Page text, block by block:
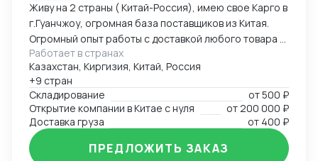
Живу на 2 страны ( Китай-Россия), имею свое Карго в
г.Гуанчжоу, огромная база поставщиков из Китая.
Огромный опыт работы с доставкой любого товара в
Страны Средней Азии. Поиск, выкуп, валюта, обмен,
инспекция.
Работает в странах
Казахстан, Киргизия, Китай, Россия
+9 стран
Складирование
от500 ₽
Открытие компании в Китае с нуля
от200 000 ₽
Доставка груза
от 400 ₽
ПРЕДЛОЖИТЬ ЗАКАЗ